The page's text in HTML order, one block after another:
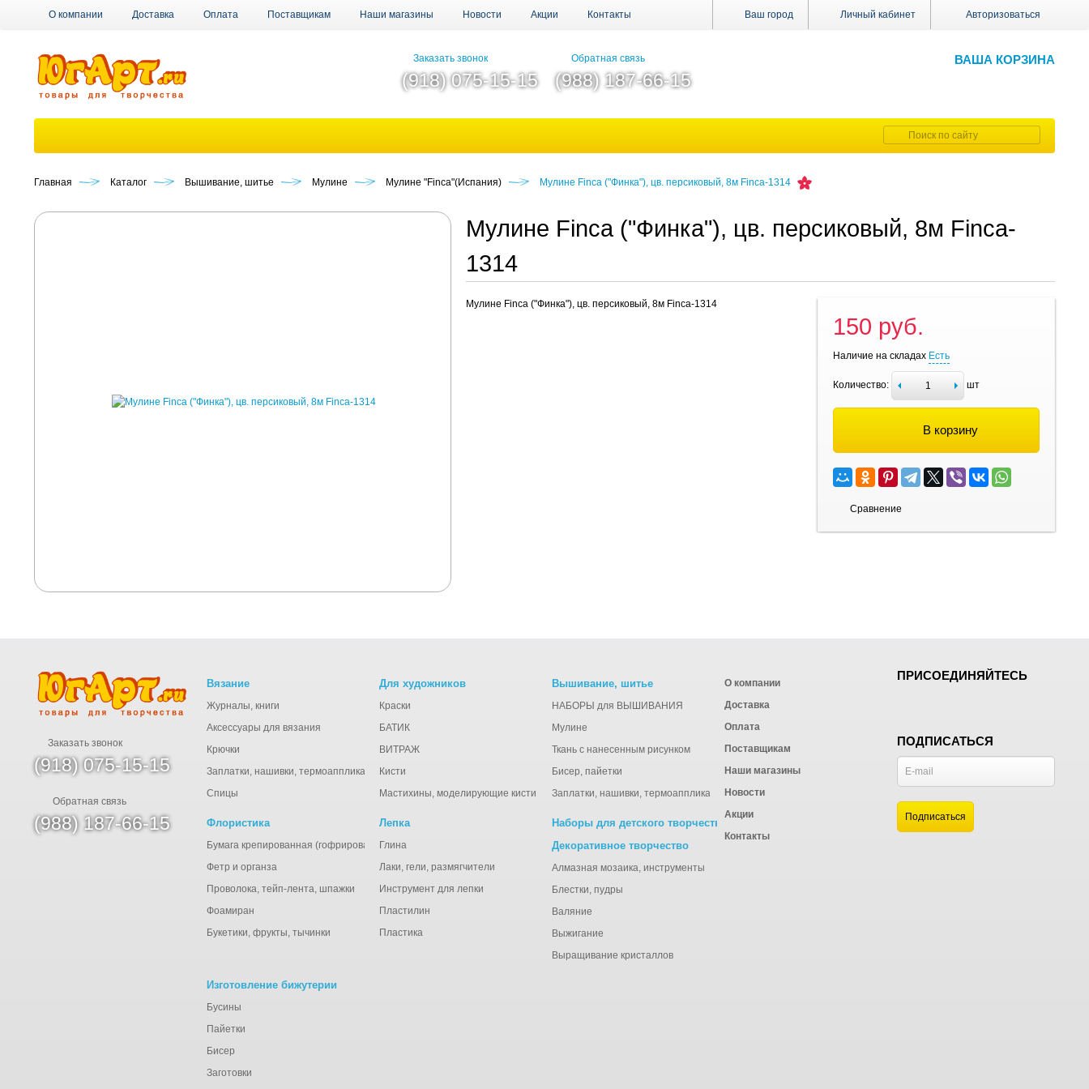
Ваш город Личный кабинет Авторизоваться
О компании Доставка Оплата Поставщикам Наши магазины Новости Акции Контакты
ВАША КОРЗИНА
Заказать звонок
(918) 075-15-15
Обратная связь
(988) 187-66-15
Главная Каталог Вышивание, шитье Мулине Мулине "Finca"(Испания) Мулине Finca ("Финка"), цв. персиковый, 8м Finca-1314
Мулине Finca ("Финка"), цв. персиковый, 8м Finca-
1314
Мулине Finca ("Финка"), цв. персиковый, 8м Finca-1314
150 руб.
Наличие на складах Есть
Количество: шт
В корзину
Сравнение
Заказать звонок
(918) 075-15-15
Обратная связь
(988) 187-66-15
Вязание
Журналы, книги
Аксессуары для вязания
Крючки
Заплатки, нашивки, термоаппликации
Спицы
Для художников
Краски
БАТИК
ВИТРАЖ
Кисти
Мастихины, моделирующие кисти
Вышивание, шитье
НАБОРЫ для ВЫШИВАНИЯ
Мулине
Ткань с нанесенным рисунком
Бисер, пайетки
Заплатки, нашивки, термоаппликации
Флористика
Бумага крепированная (гофрированная), тишью
Фетр и органза
Проволока, тейп-лента, шпажки
Фоамиран
Букетики, фрукты, тычинки
Лепка
Глина
Лаки, гели, размягчители
Инструмент для лепки
Пластилин
Пластика
Наборы для детского творчества
Декоративное творчество
Алмазная мозаика, инструменты
Блестки, пудры
Валяние
Выжигание
Выращивание кристаллов
Изготовление бижутерии
Бусины
Пайетки
Бисер
Заготовки
О компании
Доставка
Оплата
Поставщикам
Наши магазины
Новости
Акции
Контакты
ПРИСОЕДИНЯЙТЕСЬ
ПОДПИСАТЬСЯ